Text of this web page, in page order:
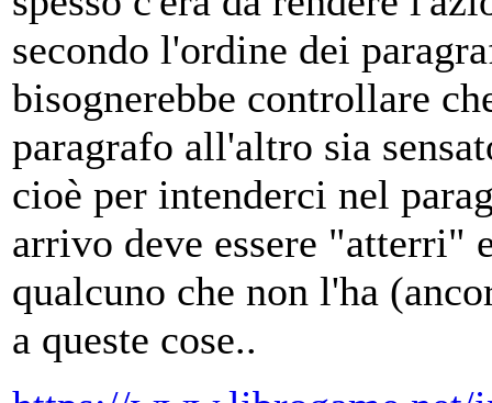
secondo l'ordine dei
bisognerebbe controllare
paragrafo all'altro sia
cioè per intenderci nel
arrivo deve essere "atterri"
qualcuno che non l'ha
a queste cose..